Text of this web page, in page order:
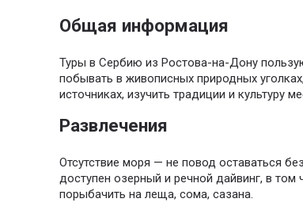
Общая информация
Туры в Сербию из Ростова-на-Дону
побывать в живописных природных
источниках, изучить традиции и культуру
Развлечения
Отсутствие моря — не повод оставаться
доступен озерный и речной дайвинг, в
порыбачить на леща, сома, сазана.